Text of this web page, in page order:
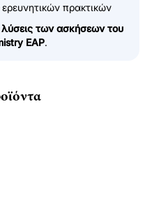
πρακτικών
λύσεις των ασκήσεων του
EAP.